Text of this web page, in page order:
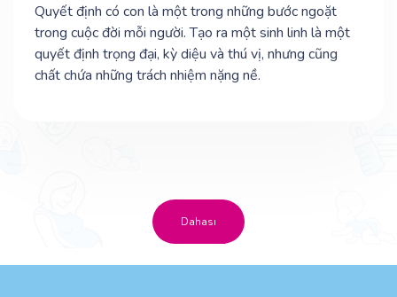
Quyết định có con là một trong những bước ngoặt
trong cuộc đời mỗi người. Tạo ra một sinh linh là một
quyết định trọng đại, kỳ diệu và thú vị, nhưng cũng
chất chứa những trách nhiệm nặng nề.
Dahası